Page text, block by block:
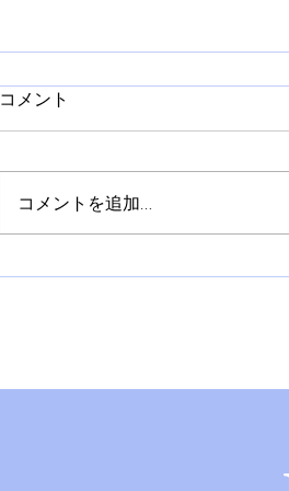
コメント
コメントを追加…